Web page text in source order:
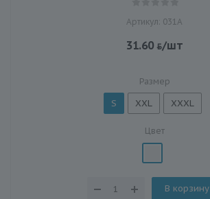
Артикул: 031A
31.60 /шт
Размер
S XXL XXXL
Цвет
В корзину